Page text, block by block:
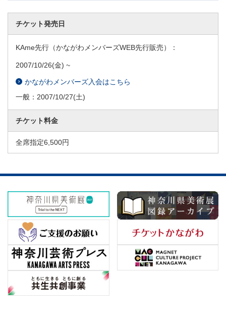
チケット発売日
KAme先行（かながわメンバーズWEB先行販売）：
2007/10/26(金) ~
かながわメンバーズ入会はこちら
一般： 2007/10/27(土)
チケット料金
全席指定6,500円